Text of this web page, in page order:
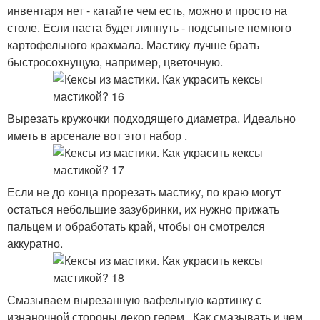
инвентаря нет - катайте чем есть, можно и просто на
столе. Если паста будет липнуть - подсыпьте немного
картофельного крахмала. Мастику лучше брать
быстросохнущую, например, цветочную.
Вырезать кружочки подходящего диаметра. Идеально
иметь в арсенале вот этот набор .
Если не до конца прорезать мастику, по краю могут
остаться небольшие зазубринки, их нужно прижать
пальцем и обработать край, чтобы он смотрелся
аккуратно.
Смазываем вырезанную вафельную картинку с